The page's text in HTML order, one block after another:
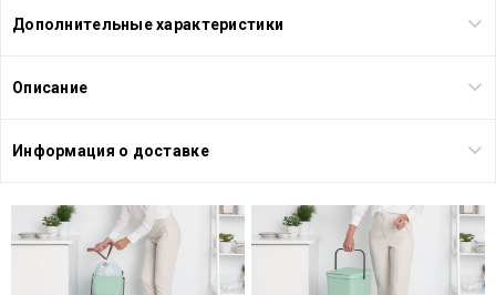
Дополнительные характеристики
Описание
Информация о доставке